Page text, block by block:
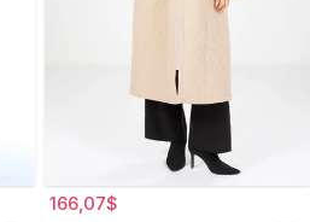
166,07$